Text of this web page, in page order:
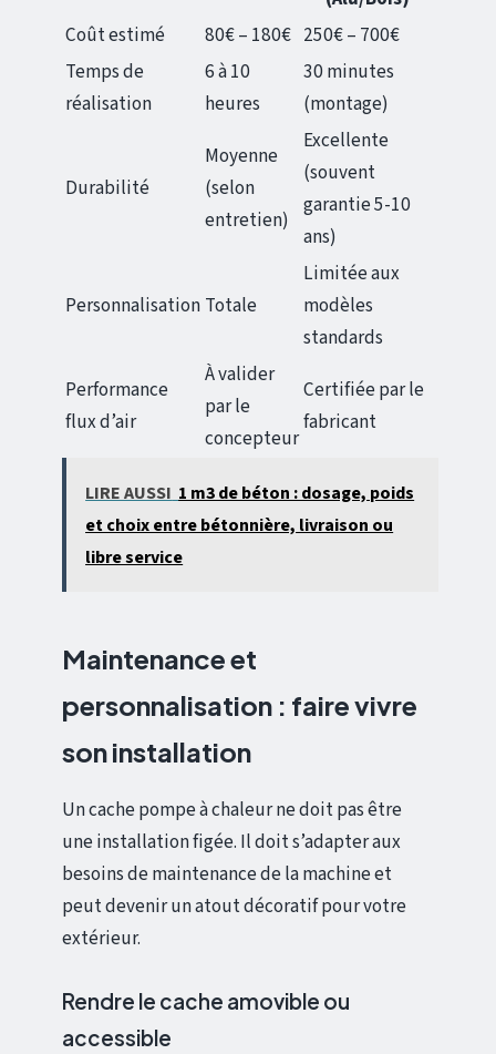
Coût estimé
80€ – 180€ 250€ – 700€
Temps de
réalisation
6 à 10
heures
30 minutes
(montage)
Durabilité
Moyenne
(selon
entretien)
Excellente
(souvent
garantie 5-10
ans)
Personnalisation Totale
Limitée aux
modèles
standards
Performance
flux d’air
À valider
par le
concepteur
Certifiée par le
fabricant
LIRE AUSSI 1 m3 de béton : dosage, poids
et choix entre bétonnière, livraison ou
libre service
Maintenance et
personnalisation : faire vivre
son installation
Un cache pompe à chaleur ne doit pas être
une installation figée. Il doit s’adapter aux
besoins de maintenance de la machine et
peut devenir un atout décoratif pour votre
extérieur.
Rendre le cache amovible ou
accessible